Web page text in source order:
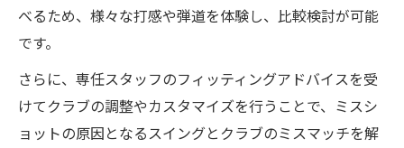
べるため、様々な打感や弾道を体験し、比較検討が可能
です。
さらに、専任スタッフのフィッティングアドバイスを受
けてクラブの調整やカスタマイズを行うことで、ミスシ
ョットの原因となるスイングとクラブのミスマッチを解